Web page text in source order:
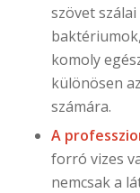
szövet
komoly
különösen
számára.
A
forró vizes
nemcsak a